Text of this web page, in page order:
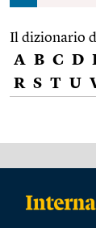
Il dizionario
A B C D
R S T U